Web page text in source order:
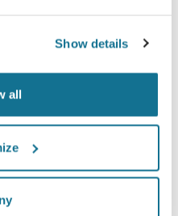
Show details
all
กรรมพลาสติก
ภาพ 3D